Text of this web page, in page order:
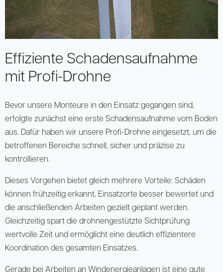
Effiziente Schadensaufnahme
mit Profi-Drohne
Bevor unsere Monteure in den Einsatz gegangen sind,
erfolgte zunächst eine erste Schadensaufnahme vom Boden
aus. Dafür haben wir unsere Profi-Drohne eingesetzt, um die
betroffenen Bereiche schnell, sicher und präzise zu
kontrollieren.
Dieses Vorgehen bietet gleich mehrere Vorteile: Schäden
können frühzeitig erkannt, Einsatzorte besser bewertet und
die anschließenden Arbeiten gezielt geplant werden.
Gleichzeitig spart die drohnengestützte Sichtprüfung
wertvolle Zeit und ermöglicht eine deutlich effizientere
Koordination des gesamten Einsatzes.
Gerade bei Arbeiten an Windenergieanlagen ist eine gute